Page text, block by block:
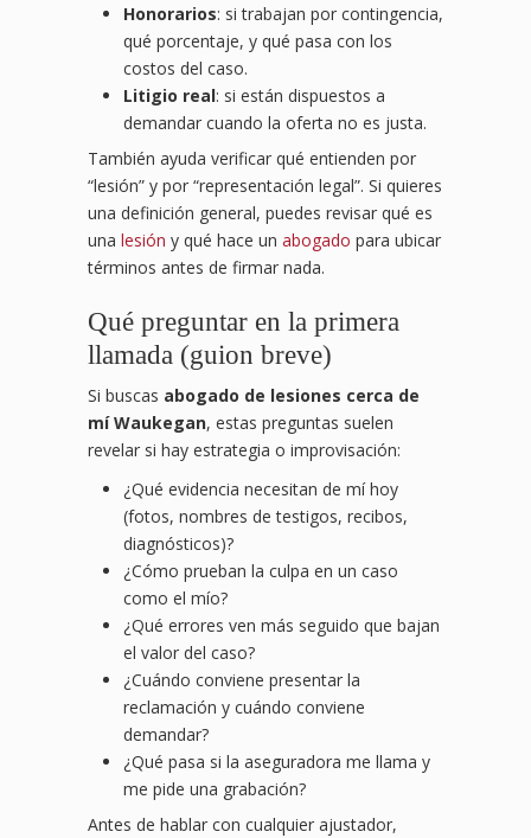
Honorarios: si trabajan por contingencia,
qué porcentaje, y qué pasa con los
costos del caso.
Litigio real: si están dispuestos a
demandar cuando la oferta no es justa.
También ayuda verificar qué entienden por
“lesión” y por “representación legal”. Si quieres
una definición general, puedes revisar qué es
una lesión y qué hace un abogado para ubicar
términos antes de firmar nada.
Qué preguntar en la primera
llamada (guion breve)
Si buscas abogado de lesiones cerca de
mí Waukegan, estas preguntas suelen
revelar si hay estrategia o improvisación:
¿Qué evidencia necesitan de mí hoy
(fotos, nombres de testigos, recibos,
diagnósticos)?
¿Cómo prueban la culpa en un caso
como el mío?
¿Qué errores ven más seguido que bajan
el valor del caso?
¿Cuándo conviene presentar la
reclamación y cuándo conviene
demandar?
¿Qué pasa si la aseguradora me llama y
me pide una grabación?
Antes de hablar con cualquier ajustador,